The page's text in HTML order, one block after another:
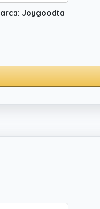
Joygoodta